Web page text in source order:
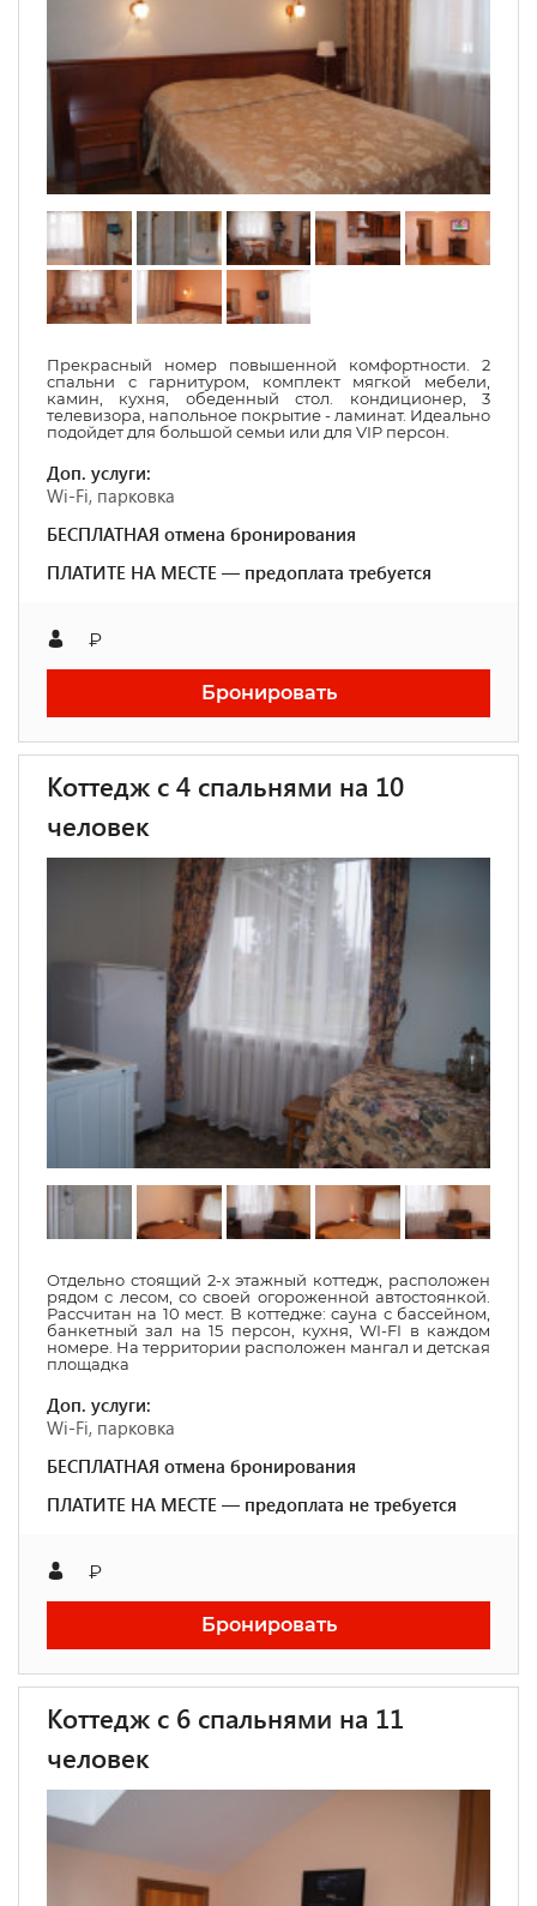
Прекрасный номер повышенной комфортности. 2
спальни с гарнитуром, комплект мягкой мебели,
камин, кухня, обеденный стол. кондиционер, 3
телевизора, напольное покрытие - ламинат. Идеально
подойдет для большой семьи или для VIP персон.
Доп. услуги:
Wi-Fi, парковка
БЕСПЛАТНАЯ отмена бронирования
ПЛАТИТЕ НА МЕСТЕ — предоплата требуется
₽
Бронировать
Коттедж с 4 спальнями на 10
человек
Отдельно стоящий 2-х этажный коттедж, расположен
рядом с лесом, со своей огороженной автостоянкой.
Рассчитан на 10 мест. В коттедже: сауна с бассейном,
банкетный зал на 15 персон, кухня, WI-FI в каждом
номере. На территории расположен мангал и детская
площадка
Доп. услуги:
Wi-Fi, парковка
БЕСПЛАТНАЯ отмена бронирования
ПЛАТИТЕ НА МЕСТЕ — предоплата не требуется
₽
Бронировать
Коттедж с 6 спальнями на 11
человек